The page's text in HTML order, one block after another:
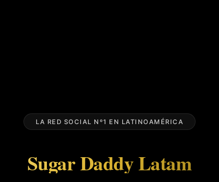
LA RED SOCIAL Nº1 EN LATINOAMÉRICA
Sugar Daddy Latam